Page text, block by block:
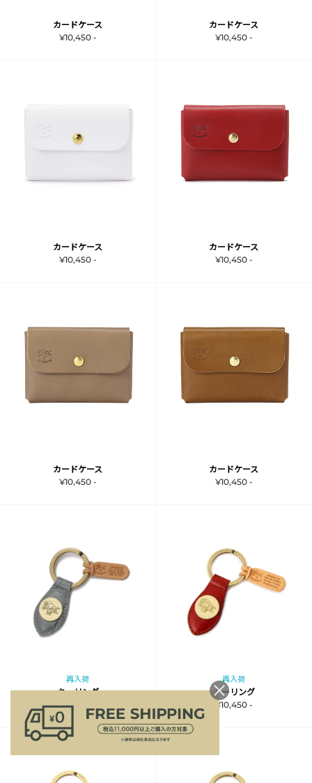
カードケース
¥10,450 -
カードケース
¥10,450 -
カードケース
¥10,450 -
カードケース
¥10,450 -
カードケース
¥10,450 -
カードケース
¥10,450 -
再入荷
キーリング
¥10,450 -
再入荷
キーリング
¥10,450 -